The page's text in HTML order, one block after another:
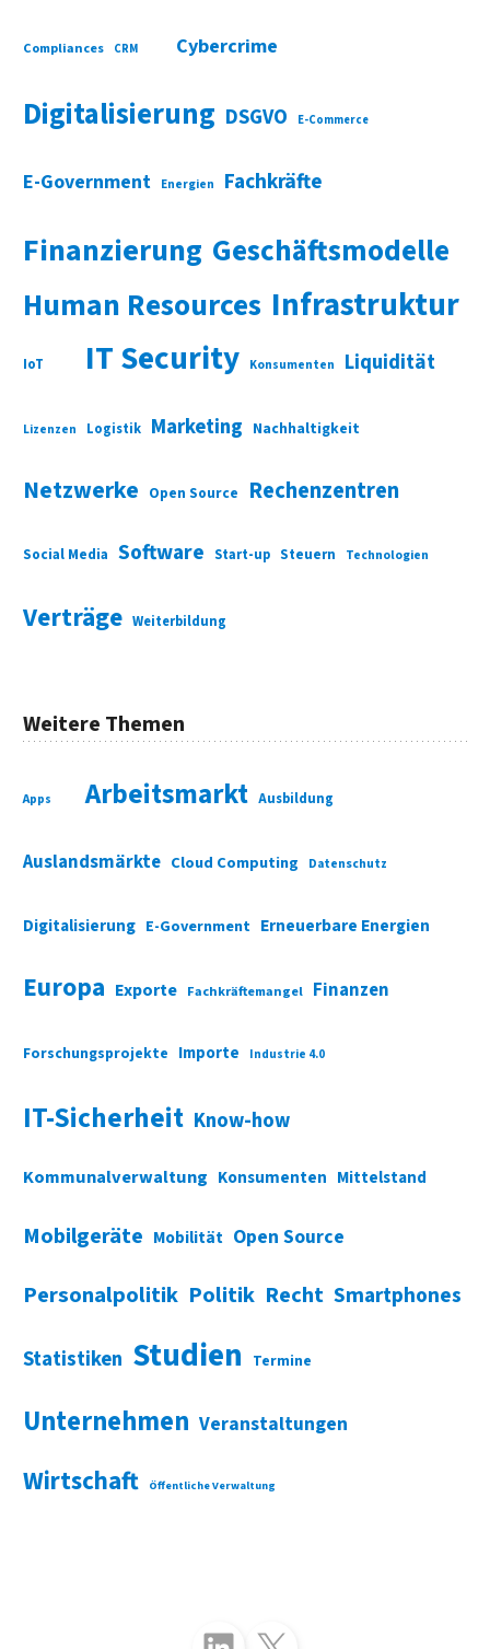
Compliances CRM Cybercrime
Digitalisierung DSGVO E-Commerce
E-Government Energien Fachkräfte
Finanzierung Geschäftsmodelle
Human Resources Infrastruktur
IoT IT Security Konsumenten Liquidität
Lizenzen Logistik Marketing Nachhaltigkeit
Netzwerke Open Source Rechenzentren
Social Media Software Start-up Steuern Technologien
Verträge Weiterbildung
Weitere Themen
Apps Arbeitsmarkt Ausbildung
Auslandsmärkte Cloud Computing Datenschutz
Digitalisierung E-Government Erneuerbare Energien
Europa Exporte Fachkräftemangel Finanzen
Forschungsprojekte Importe Industrie 4.0
IT-Sicherheit Know-how
Kommunalverwaltung Konsumenten Mittelstand
Mobilgeräte Mobilität Open Source
Personalpolitik Politik Recht Smartphones
Statistiken Studien Termine
Unternehmen Veranstaltungen
Wirtschaft Öffentliche Verwaltung